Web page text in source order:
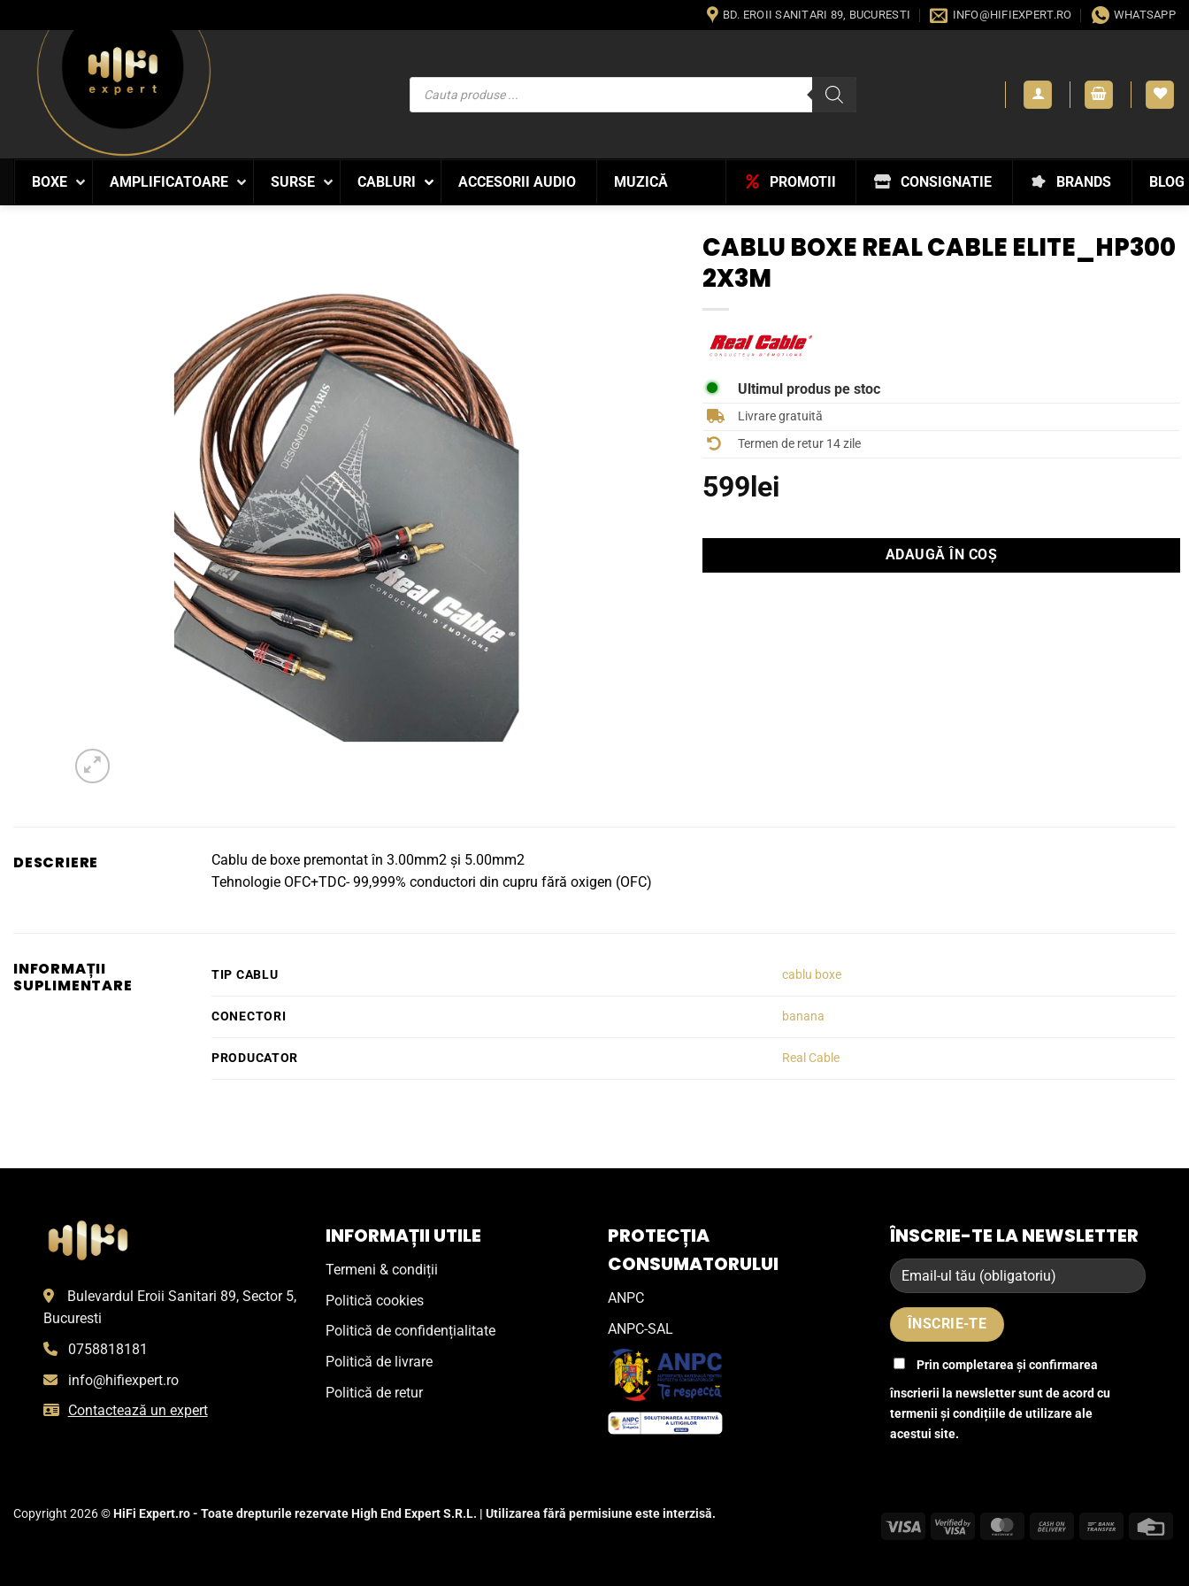
to
content
BD. EROII SANITARI 89, BUCURESTI INFO@HIFIEXPERT.RO WHATSAPP
Products
search
BOXE AMPLIFICATOARE SURSE CABLURI ACCESORII AUDIO MUZICĂ BLOG
BRANDS
CONSIGNATIE
PROMOTII
CABLU BOXE REAL CABLE ELITE_HP300
2X3M
Ultimul produs pe stoc
Livrare gratuită
Termen de retur 14 zile
599 lei
ADAUGĂ ÎN COȘ
DESCRIERE
Cablu de boxe premontat în 3.00mm2 și 5.00mm2
Tehnologie OFC+TDC- 99,999% conductori din cupru fără oxigen (OFC)
INFORMAȚII
SUPLIMENTARE
TIP CABLU cablu boxe
CONECTORI banana
PRODUCATOR Real Cable
Bulevardul Eroii Sanitari 89, Sector 5,
Bucuresti
0758818181
info@hifiexpert.ro
Contactează un expert
INFORMAȚII UTILE
Termeni & condiții
Politică cookies
Politică de confidențialitate
Politică de livrare
Politică de retur
PROTECȚIA
CONSUMATORULUI
ANPC
ANPC-SAL
ÎNSCRIE-TE LA NEWSLETTER
Prin completarea și confirmarea
înscrierii la newsletter sunt de acord cu
termenii și condițiile de utilizare ale
acestui site.
Visa
Visa
MasterCardCash
Bank
Copyright 2026 ©HiFi Expert.ro - Toate drepturile rezervate High End Expert S.R.L. | Utilizarea fără permisiune este interzisă.